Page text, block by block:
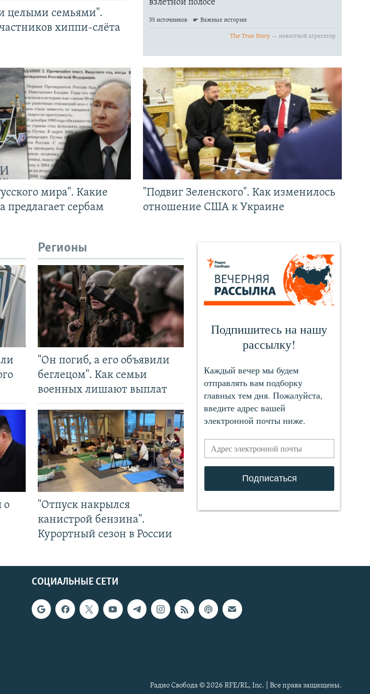
целыми семьями".
хиппи-слёта
мира". Какие
предлагает сербам
"Подвиг Зеленского". Как изменилось
отношение США к Украине
о
Регионы
"Он погиб, а его объявили
беглецом". Как семьи
военных лишают выплат
"Отпуск накрылся
канистрой бензина".
Курортный сезон в России
СОЦИАЛЬНЫЕ СЕТИ
Радио Свобода © 2026 RFE/RL, Inc. | Все права защищены.